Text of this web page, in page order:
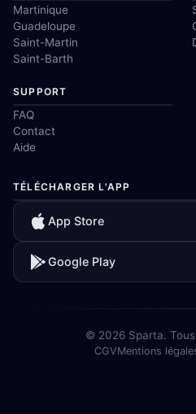
Martinique
Guadeloupe
Saint-Martin
Saint-Barth
SUPPORT
FAQ
Contact
Aide
TÉLÉCHARGER L'APP
App Store
Google Play
© 2026 Sparta.
CGVMentions